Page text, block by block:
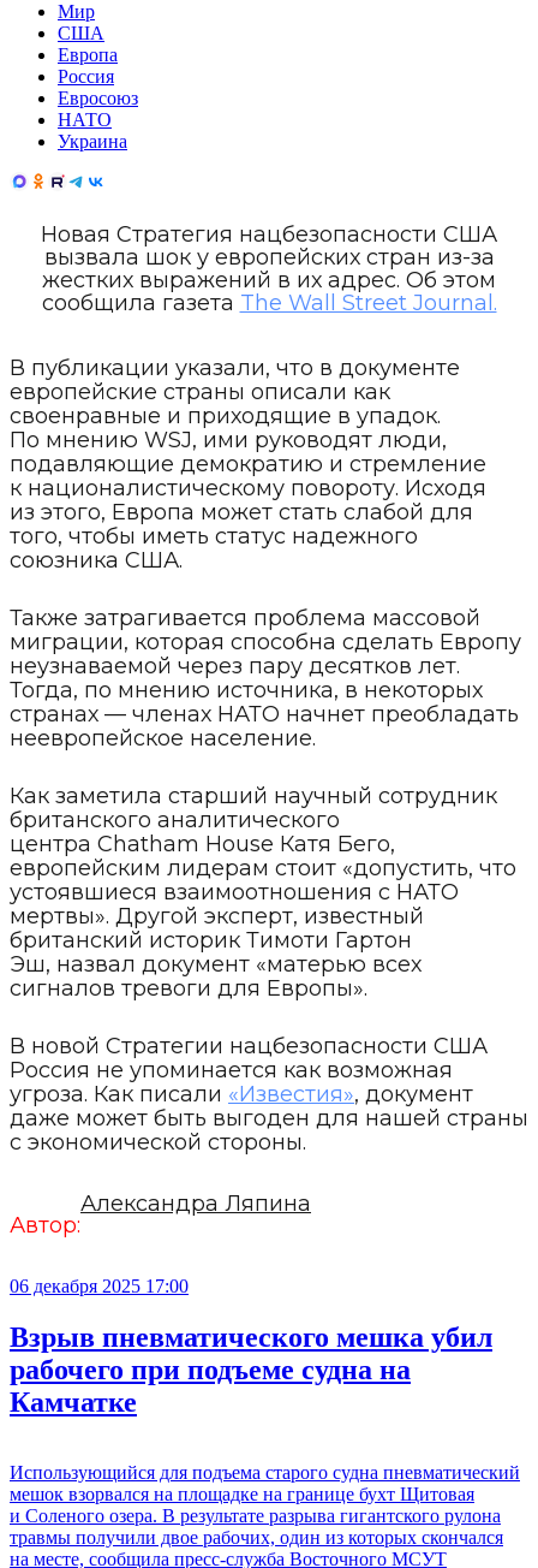
Мир
США
Европа
Россия
Евросоюз
НАТО
Украина
Новая Стратегия нацбезопасности США
вызвала шок у европейских стран из-за
жестких выражений в их адрес. Об этом
сообщила газета The Wall Street Journal.
В публикации указали, что в документе
европейские страны описали как
своенравные и приходящие в упадок.
По мнению WSJ, ими руководят люди,
подавляющие демократию и стремление
к националистическому повороту. Исходя
из этого, Европа может стать слабой для
того, чтобы иметь статус надежного
союзника США.
Также затрагивается проблема массовой
миграции, которая способна сделать Европу
неузнаваемой через пару десятков лет.
Тогда, по мнению источника, в некоторых
странах — членах НАТО начнет преобладать
неевропейское население.
Как заметила старший научный сотрудник
британского аналитического
центра Chatham House Катя Бего,
европейским лидерам стоит «допустить, что
устоявшиеся взаимоотношения с НАТО
мертвы». Другой эксперт, известный
британский историк Тимоти Гартон
Эш, назвал документ «матерью всех
сигналов тревоги для Европы».
В новой Стратегии нацбезопасности США
Россия не упоминается как возможная
угроза. Как писали «Известия», документ
даже может быть выгоден для нашей страны
с экономической стороны.
Автор:
Александра Ляпина
06 декабря 2025 17:00
Взрыв пневматического мешка убил
рабочего при подъеме судна на
Камчатке
Использующийся для подъема старого судна пневматический
мешок взорвался на площадке на границе бухт Щитовая
и Соленого озера. В результате разрыва гигантского рулона
травмы получили двое рабочих, один из которых скончался
на месте, сообщила пресс-служба Восточного МСУТ